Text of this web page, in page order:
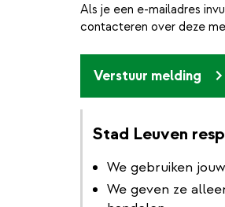
Als je een e-mailadres
contacteren over deze
Verstuur melding
Stad Leuven
We gebruiken
We geven ze